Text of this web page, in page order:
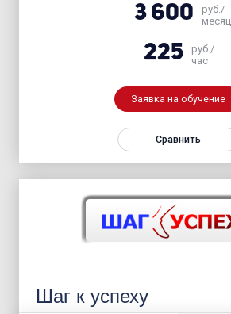
3 600
руб./
месяц
225
руб./
час
Заявка на обучение
Сравнить
Шаг к успеху